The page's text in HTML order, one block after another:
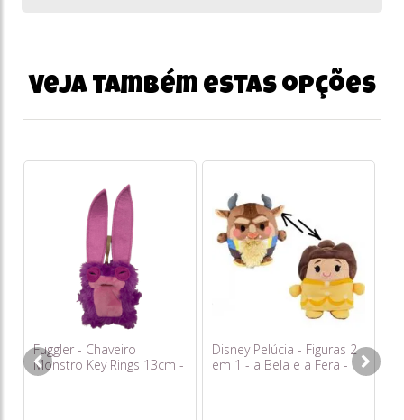
Veja também estas opções
Fuggler - Chaveiro
Monstro Key Rings 13cm -
Lord Long Ears (rosa com
Disney Pelúcia - Figuras 2
em 1 - a Bela e a Fera -